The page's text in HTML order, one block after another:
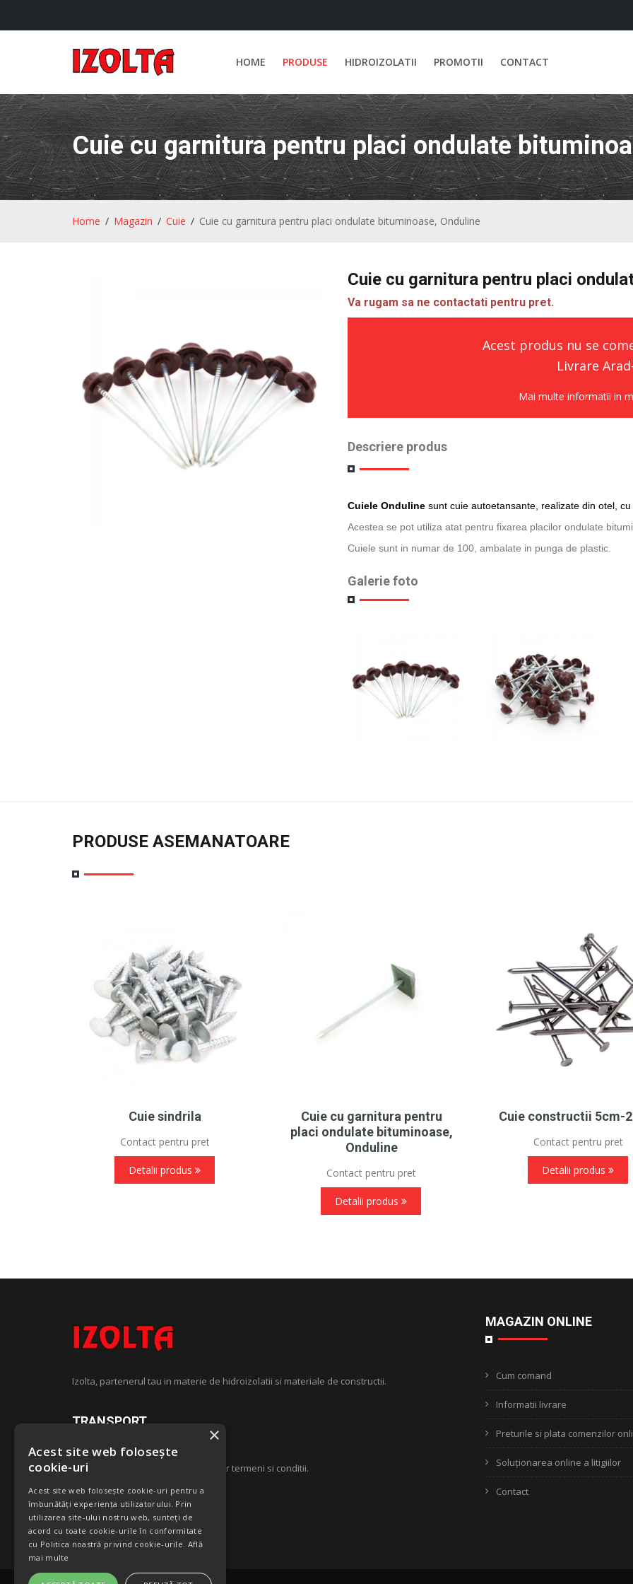
HOME PRODUSE HIDROIZOLATII PROMOTII CONTACT
Cuie cu garnitura pentru placi ondulate
Home Magazin Cuie Cuie cu garnitura pentru placi ondulate bituminoase, Onduline
Cuie cu garnitura pentru placi
Va rugam sa ne contactati pentru pret.
Acest produs nu se
Livrare
Mai multe informatii in
Descriere produs
Cuiele Onduline sunt cuie autoetansante, realizate din otel,
Acestea se pot utiliza atat pentru fixarea placilor ondulate
Cuiele sunt in numar de 100, ambalate in punga de plastic.
Galerie foto
PRODUSE ASEMANATOARE
Cuie sindrila
Contact pentru pret
Detalii produs
Cuie cu garnitura pentru
placi ondulate bituminoase,
Onduline
Contact pentru pret
Detalii produs
Cuie constructii 5cm-
Contact pentru pret
Detalii produs
Izolta, partenerul tau in materie de hidroizolatii si materiale de constructii.
TRANSPORT
Costul transportului este supus unor termeni si conditii.
MAGAZIN ONLINE
Cum comand
Informatii livrare
Preturile si plata comenzilor
Soluționarea online a litigiilor
Contact
×
Acest site web folosește
cookie-uri
Acest site web folosește cookie-uri pentru a
îmbunătăți experiența utilizatorului. Prin
utilizarea site-ului nostru web, sunteți de
acord cu toate cookie-urile în conformitate
cu Politica noastră privind cookie-urile. Află
mai multe